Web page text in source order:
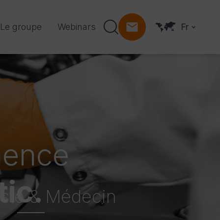
Le groupe Webinars Fr
& Médecin